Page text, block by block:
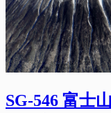
SG-546 富士